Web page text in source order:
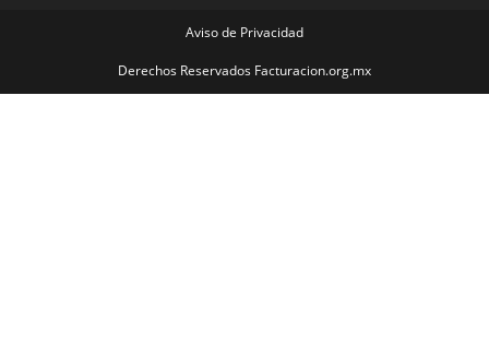
Aviso de Privacidad
Derechos Reservados Facturacion.org.mx